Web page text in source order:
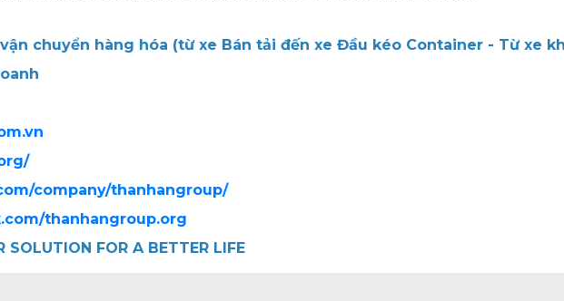
chuyển hàng hóa (từ xe Bán tải đến xe Đầu kéo Container - Từ xe
company/thanhangroup/
thanhangroup.org
FOR A BETTER LIFE